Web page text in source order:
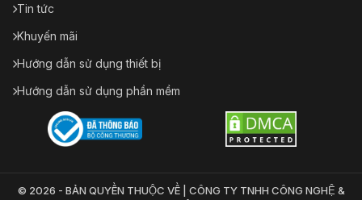
Tin tức
Khuyến mãi
Hướng dẫn sử dụng thiết bị
Hướng dẫn sử dụng phần mềm
© 2026 - BẢN QUYỀN THUỘC VỀ | CÔNG TY TNHH CÔNG NGHỆ &